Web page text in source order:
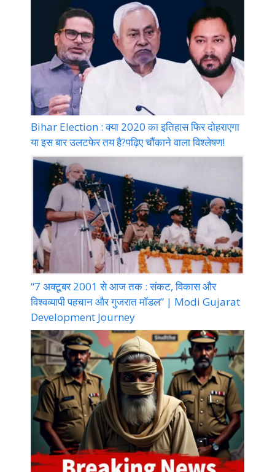
Bihar Election : क्या 2020 का इतिहास फिर दोहराएगा
या इस बार उलटफेर तय है?पढ़िए चौंकाने वाला विश्लेषण!
“7 अक्टूबर 2001 से आज तक : संकट, विकास और
विश्वव्यापी पहचान और गुजरात मॉडल” | Modi Gujarat
Development Journey